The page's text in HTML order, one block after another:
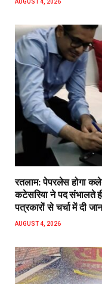
रतलाम: पेपरलेस होगा
कटेसरिया ने पद संभालते
पत्रकारों से चर्चा में दी
AUGUST 4, 2026